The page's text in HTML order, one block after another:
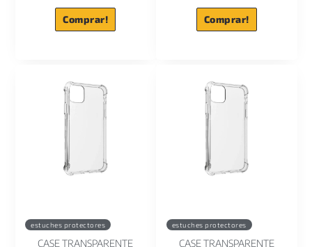
Comprar! Comprar!
estuches protectores
CASE TRANSPARENTE
estuches protectores
CASE TRANSPARENTE